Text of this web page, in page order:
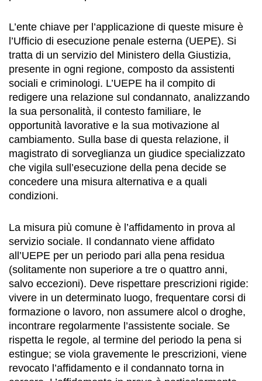
L’ente chiave per l’applicazione di queste misure è
l’Ufficio di esecuzione penale esterna (UEPE). Si
tratta di un servizio del Ministero della Giustizia,
presente in ogni regione, composto da assistenti
sociali e criminologi. L’UEPE ha il compito di
redigere una relazione sul condannato, analizzando
la sua personalità, il contesto familiare, le
opportunità lavorative e la sua motivazione al
cambiamento. Sulla base di questa relazione, il
magistrato di sorveglianza un giudice specializzato
che vigila sull’esecuzione della pena decide se
concedere una misura alternativa e a quali
condizioni.
La misura più comune è l’affidamento in prova al
servizio sociale. Il condannato viene affidato
all’UEPE per un periodo pari alla pena residua
(solitamente non superiore a tre o quattro anni,
salvo eccezioni). Deve rispettare prescrizioni rigide:
vivere in un determinato luogo, frequentare corsi di
formazione o lavoro, non assumere alcol o droghe,
incontrare regolarmente l’assistente sociale. Se
rispetta le regole, al termine del periodo la pena si
estingue; se viola gravemente le prescrizioni, viene
revocato l’affidamento e il condannato torna in